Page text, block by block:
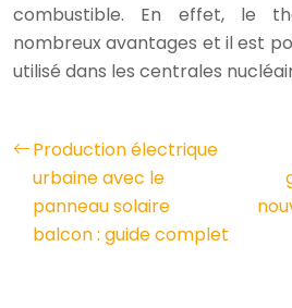
combustible. En effet, le
nombreux avantages et il est
utilisé dans les centrales
Production électrique
urbaine avec le
panneau solaire
balcon : guide complet